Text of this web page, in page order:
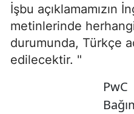
İşbu açıklamamızın
metinlerinde herhangi
durumunda, Türkçe
edilecektir. "
PwC